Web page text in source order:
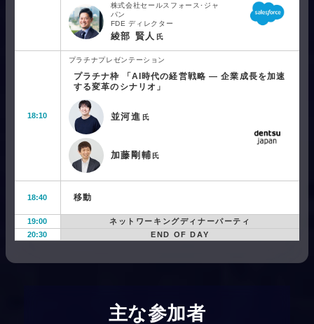
株式会社セールスフォース･ジャ
パン
FDE ディレクター
綾部 賢人 氏
18:10
プラチナプレゼンテーション
プラチナ枠 「AI時代の経営戦略 ― 企業成長を加速
する変革のシナリオ」
並河進 氏
加藤剛輔 氏
18:40 移動
19:00
ネットワーキングディナーパーティ
20:30
END OF DAY
主な参加者